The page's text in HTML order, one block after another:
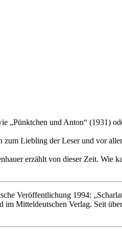
„Pünktchen und Anton“ (1931)
Liebling der Leser und vor
erzählt von dieser Zeit. Wie
Veröffentlichung 1994:
Mitteldeutschen Verlag. Seit